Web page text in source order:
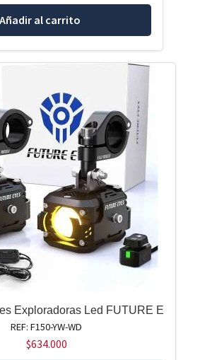
Añadir al carrito
Exploradoras Led FUTURE E
REF: F150-YW-WD
$634.000